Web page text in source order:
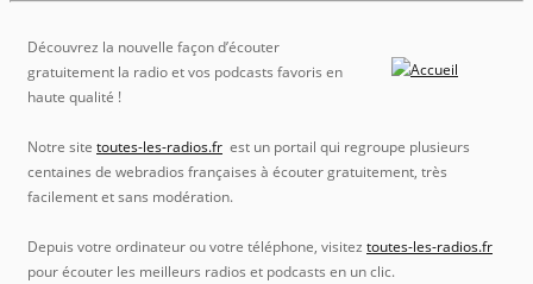
Découvrez la nouvelle façon d’écouter
gratuitement la radio et vos podcasts favoris en
haute qualité !
Notre site toutes-les-radios.fr est un portail qui regroupe plusieurs
centaines de webradios françaises à écouter gratuitement, très
facilement et sans modération.
Depuis votre ordinateur ou votre téléphone, visitez toutes-les-radios.fr
pour écouter les meilleurs radios et podcasts en un clic.